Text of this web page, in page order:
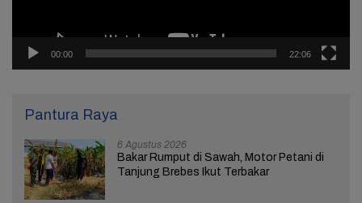
00:00 22:06
Pantura Raya
6 Agustus 2026
Bakar Rumput di Sawah, Motor Petani di
Tanjung Brebes Ikut Terbakar